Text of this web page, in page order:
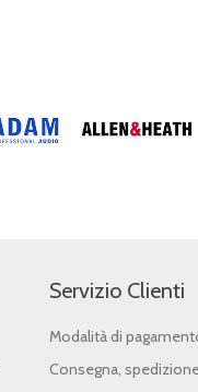
Servizio Clienti
Modalità di
Consegna,